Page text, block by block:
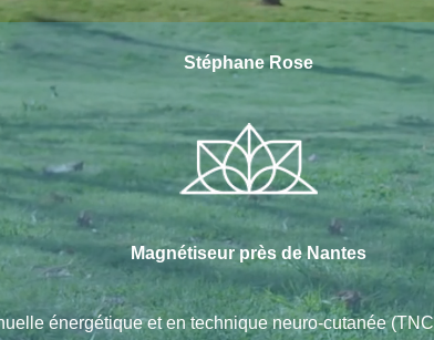
Stéphane Rose
Magnétiseur près de Nantes
énergétique et en technique neuro-cutanée